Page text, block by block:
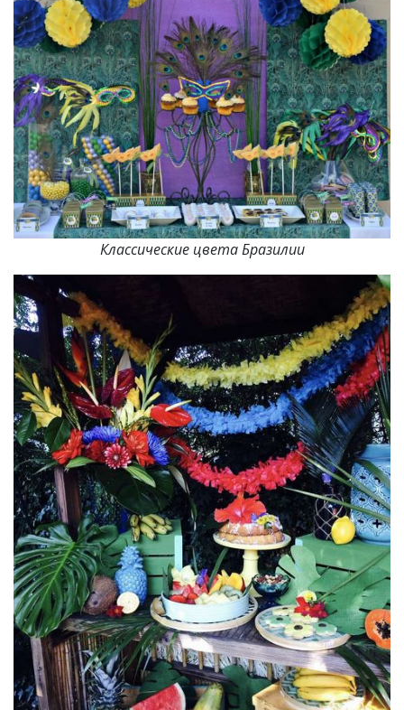
Классические цвета Бразилии